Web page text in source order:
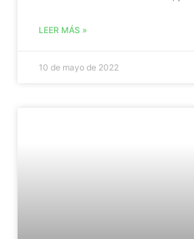
LEER MÁS »
10 de mayo de 2022